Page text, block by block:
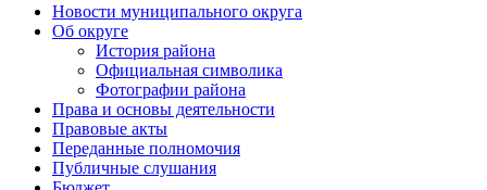
Новости муниципального округа
Об округе
История района
Официальная символика
Фотографии района
Права и основы деятельности
Правовые акты
Переданные полномочия
Публичные слушания